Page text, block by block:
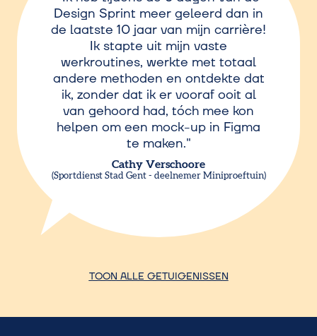
Design Sprint meer geleerd dan in
de laatste 10 jaar van mijn carrière!
Ik stapte uit mijn vaste
werkroutines, werkte met totaal
andere methoden en ontdekte dat
ik, zonder dat ik er vooraf ooit al
van gehoord had, tóch mee kon
helpen om een mock-up in Figma
te maken.
Cathy Verschoore
Sportdienst Stad Gent - deelnemer Miniproeftuin
TOON ALLE GETUIGENISSEN